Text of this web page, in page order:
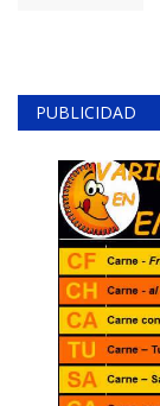
PUBLICIDAD